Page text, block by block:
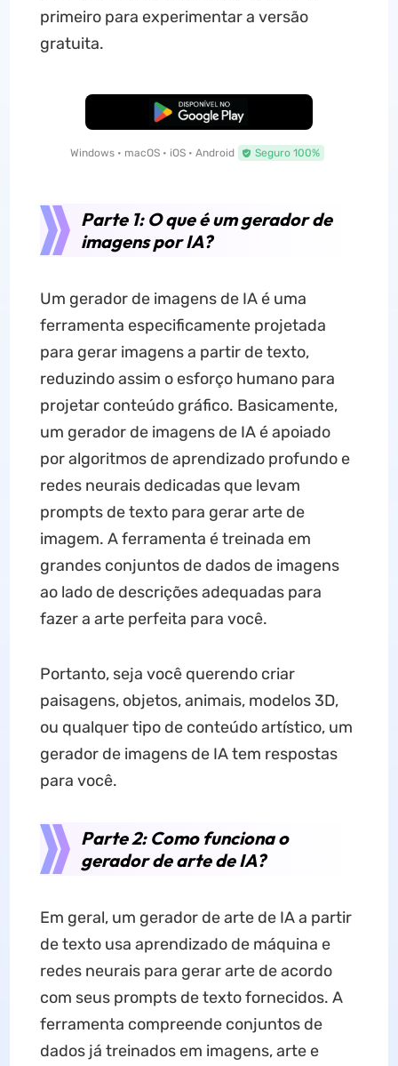
primeiro para experimentar a versão
gratuita.
Baixar Grátis
Windows • macOS • iOS • Android Seguro 100%
Parte 1: O que é um gerador de
imagens por IA?
Um gerador de imagens de IA é uma
ferramenta especificamente projetada
para gerar imagens a partir de texto,
reduzindo assim o esforço humano para
projetar conteúdo gráfico. Basicamente,
um gerador de imagens de IA é apoiado
por algoritmos de aprendizado profundo e
redes neurais dedicadas que levam
prompts de texto para gerar arte de
imagem. A ferramenta é treinada em
grandes conjuntos de dados de imagens
ao lado de descrições adequadas para
fazer a arte perfeita para você.
Portanto, seja você querendo criar
paisagens, objetos, animais, modelos 3D,
ou qualquer tipo de conteúdo artístico, um
gerador de imagens de IA tem respostas
para você.
Parte 2: Como funciona o
gerador de arte de IA?
Em geral, um gerador de arte de IA a partir
de texto usa aprendizado de máquina e
redes neurais para gerar arte de acordo
com seus prompts de texto fornecidos. A
ferramenta compreende conjuntos de
dados já treinados em imagens, arte e